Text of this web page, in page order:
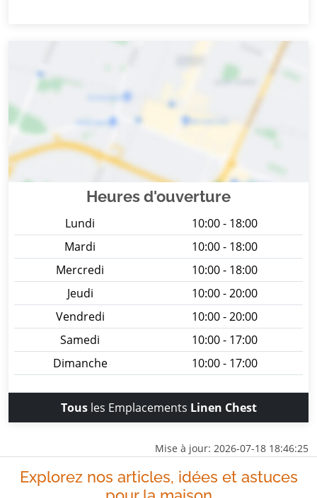
Heures d'ouverture
Lundi
10:00 - 18:00
Mardi
10:00 - 18:00
Mercredi
10:00 - 18:00
Jeudi
10:00 - 20:00
Vendredi
10:00 - 20:00
Samedi
10:00 - 17:00
Dimanche
10:00 - 17:00
Tousles Emplacements Linen Chest
Mise à jour: 2026-07-18 18:46:25
Explorez nos articles, idées et astuces